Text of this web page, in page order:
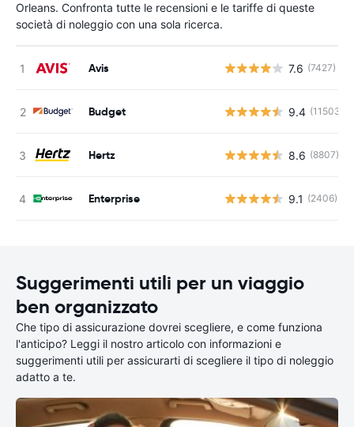
Orleans. Confronta tutte le recensioni e le tariffe di queste
società di noleggio con una sola ricerca.
Avis 7.6 (7427)
Budget 9.4 (11503)
Hertz 8.6 (8807)
Enterprise 9.1 (2406)
Suggerimenti utili per un viaggio
ben organizzato
Che tipo di assicurazione dovrei scegliere, e come funziona
l'anticipo? Leggi il nostro articolo con informazioni e
suggerimenti utili per assicurarti di scegliere il tipo di noleggio
adatto a te.